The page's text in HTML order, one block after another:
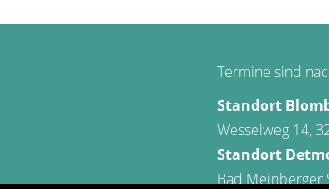
Termine sind
Standort
Wesselweg 14,
Standort
Bad Meinberger